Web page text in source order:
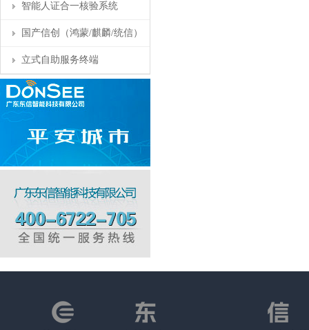
智能人证合一核验系统
国产信创（鸿蒙/麒麟/统信）
立式自助服务终端